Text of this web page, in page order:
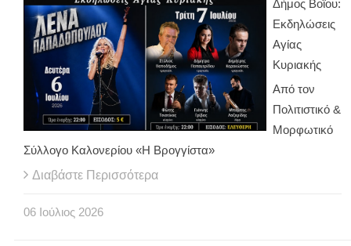
Δήμος Βοΐου:
Εκδηλώσεις
Αγίας
Κυριακής
Από τον
Πολιτιστικό &
Μορφωτικό
Σύλλογο Καλονερίου «Η Βρογγίστα»
Διαβάστε Περισσότερα
06 Ιούλιος 2026